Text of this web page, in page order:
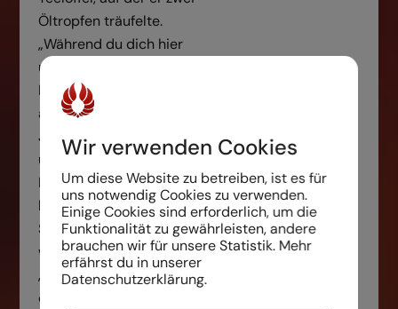
Öltropfen träufelte.
„Während du dich hier
umsiehtst, halte den
Löffel, ohne dabei das Öl
auszuschütten.“ Der
Jüngling stieg treppauf
und treppab, ohne den
Blick von dem Löffel zu
lösen. Nach zwei
Stunden erschien er
wieder vor dem Weisen.
„Na, fragte dieser,“ hast
du die kostbaren
Wir verwenden Cookies
Um diese Website zu betreiben, ist es für
uns notwendig Cookies zu verwenden.
Einige Cookies sind erforderlich, um die
Funktionalität zu gewährleisten, andere
brauchen wir für unsere Statistik. Mehr
erfährst du in unserer
Datenschutzerklärung.